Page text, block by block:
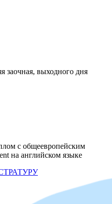
заочная, выходного дня
с общеевропейским
на английском языке